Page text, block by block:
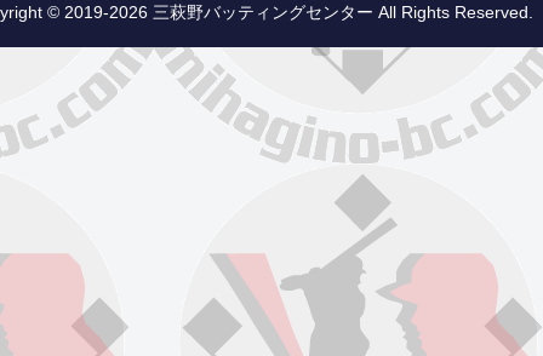
© 2019-2026 三萩野バッティングセンター All Rights Reserved.